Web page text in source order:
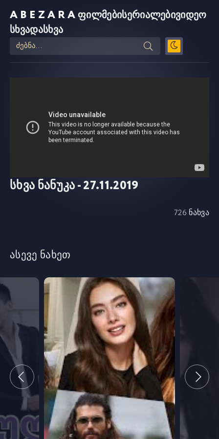
ABEZARA ფილმებისერიალებივიდეო
სხვადასხვა
სხვა ნანუკა - 27.11.2019
726 ნახვა
ასევე ნახეთ